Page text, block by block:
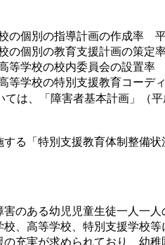
の個別の指導計画の作成率
の個別の教育支援計画の策定
等学校の校内委員会の設置率
等学校の特別支援教育コーデ
ては、「障害者基本計画」（
る「特別支援教育体制整備状
のある幼児児童生徒一人一
校、高等学校、特別支援学校
の充実が求められており、幼